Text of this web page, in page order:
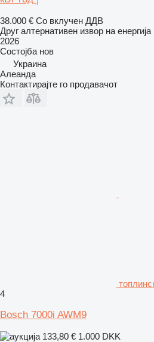
38.000 € Со вклучен ДДВ
Друг алтернативен извор на енергија
2026
Состојба нов
Украина
Алеанда
Контактирајте го продавачот
4
Bosch 7000i AWM9
133,80 € 1.000 DKK